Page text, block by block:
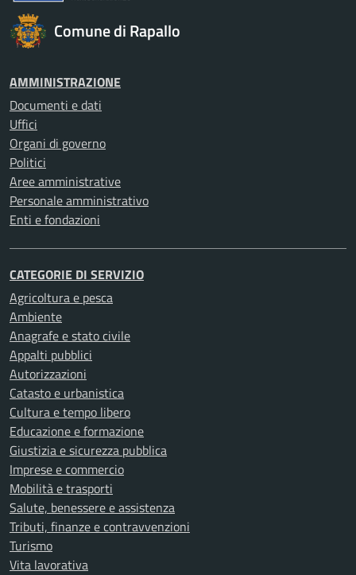
Comune di Rapallo
AMMINISTRAZIONE
Documenti e dati
Uffici
Organi di governo
Politici
Aree amministrative
Personale amministrativo
Enti e fondazioni
CATEGORIE DI SERVIZIO
Agricoltura e pesca
Ambiente
Anagrafe e stato civile
Appalti pubblici
Autorizzazioni
Catasto e urbanistica
Cultura e tempo libero
Educazione e formazione
Giustizia e sicurezza pubblica
Imprese e commercio
Mobilità e trasporti
Salute, benessere e assistenza
Tributi, finanze e contravvenzioni
Turismo
Vita lavorativa